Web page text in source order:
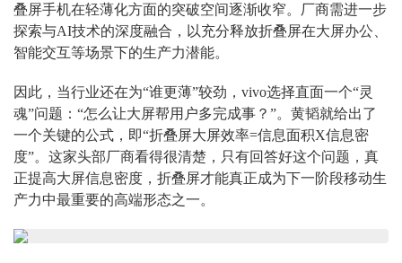
叠屏手机在轻薄化方面的突破空间逐渐收窄。厂商需进一步
探索与AI技术的深度融合，以充分释放折叠屏在大屏办公、
智能交互等场景下的生产力潜能。
因此，当行业还在为“谁更薄”较劲，vivo选择直面一个“灵
魂”问题：“怎么让大屏帮用户多完成事？”。黄韬就给出了
一个关键的公式，即“折叠屏大屏效率=信息面积X信息密
度”。这家头部厂商看得很清楚，只有回答好这个问题，真
正提高大屏信息密度，折叠屏才能真正成为下一阶段移动生
产力中最重要的高端形态之一。